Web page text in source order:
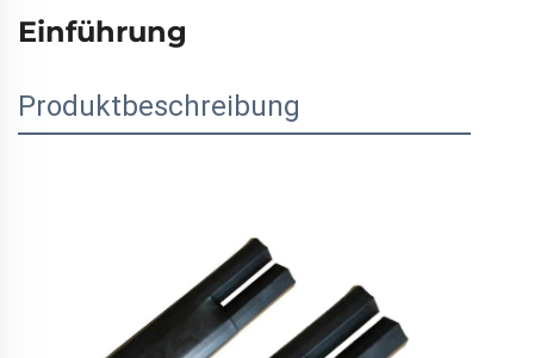
Einführung
Produktbeschreibung